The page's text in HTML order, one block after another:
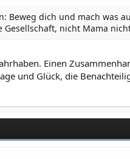
Beweg dich und mach was
Gesellschaft, nicht Mama
Einen
und Glück, die